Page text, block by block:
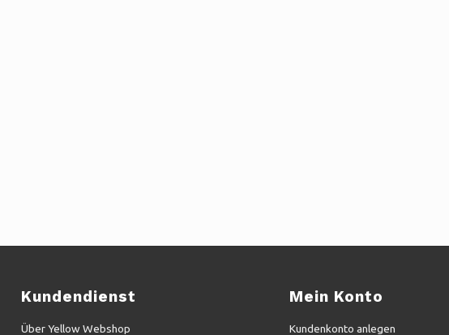
Kundendienst
Über Yellow Webshop
Mein Konto
Kundenkonto anlegen